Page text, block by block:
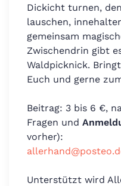
Dickicht turnen,
lauschen,
gemeinsam
Zwischendrin gibt
Waldpicknick.
Euch und gerne
Beitrag: 3 bis 6 €,
Fragen und
vorher):
Unterstützt wird